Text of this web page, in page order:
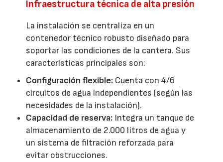
Infraestructura técnica de alta presión
La instalación se centraliza en un
contenedor técnico robusto diseñado para
soportar las condiciones de la cantera. Sus
características principales son:
Configuración flexible: Cuenta con 4/6
circuitos de agua independientes (según las
necesidades de la instalación).
Capacidad de reserva: Integra un tanque de
almacenamiento de 2.000 litros de agua y
un sistema de filtración reforzada para
evitar obstrucciones.